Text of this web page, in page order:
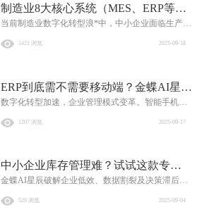
制造业8大核心系统（MES、ERP等）
思维导图详解与问题解决方案
当前制造业数字化转型浪*中，中小企业面临生产效
盖企业全价值链的数字化管理体系是关键，制造业8
2025-09-18
1421 浏览
ERP到底需不需要移动端？金蝶AI星辰
给出移动化答案
数字化转型加速，企业管理模式变革。智能手机普
走向移动化，ERP是否需移动端渐成中小企业管理
2025-09-17
1207 浏览
中小企业库存管理难？试试这款专业
的物品统计与仓储管理软件
金蝶AI星辰破解企业低效、数据割裂及决策滞后难
时分析支持高效决策，助力32万企业实现数字化升
2025-09-04
520 浏览